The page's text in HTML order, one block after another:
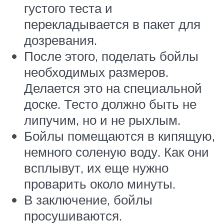
густого теста и
перекладывается в пакет для
дозревания.
После этого, поделать бойлы
необходимых размеров.
Делается это на специальной
доске. Тесто должно быть не
липучим, но и не рыхлым.
Бойлы помещаются в кипящую,
немного соленую воду. Как они
всплывут, их еще нужно
проварить около минуты.
В заключение, бойлы
просушиваются.